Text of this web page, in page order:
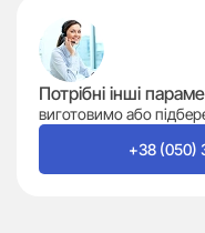
Потрібні інші
виготовимо або
+38 (050)